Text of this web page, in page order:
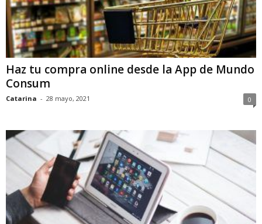
Haz tu compra online desde la App de Mundo
Consum
Catarina - 28 mayo, 2021 0